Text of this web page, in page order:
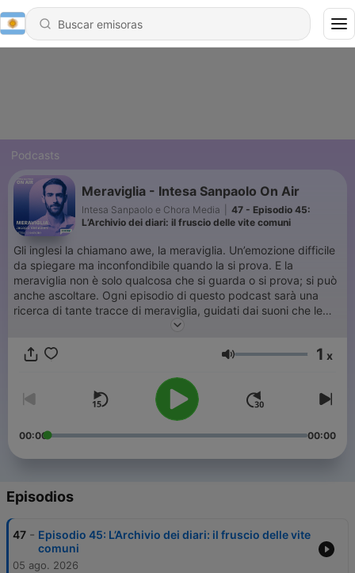
Podcasts
Meraviglia - Intesa Sanpaolo On Air
Intesa Sanpaolo e Chora Media
47 - Episodio 45:
L’Archivio dei diari: il fruscio delle vite comuni
Gli inglesi la chiamano awe, la meraviglia. Un’emozione difficile
da spiegare ma inconfondibile quando la si prova. E la
meraviglia non è solo qualcosa che si guarda o si prova; si può
anche ascoltare. Ogni episodio di questo podcast sarà una
ricerca di tante tracce di meraviglia, guidati dai suoni che le
rendono uniche: tra i vicoli di un borgo e le stanze nascoste di
dimenticati dei grandi maestri dell’arte.
Volumen 1 x
00:00 00:00
Episodios
47 - Episodio 45: L’Archivio dei diari: il fruscio delle vite
comuni
05 ago. 2026